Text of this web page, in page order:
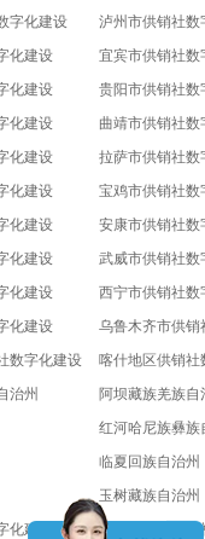
字化建设
泸州市供销社数
化建设
宜宾市供销社数
化建设
贵阳市供销社数
化建设
曲靖市供销社数
化建设
拉萨市供销社数
化建设
宝鸡市供销社数
化建设
安康市供销社数
化建设
武威市供销社数
化建设
西宁市供销社数
化建设
乌鲁木齐市供销
数字化建设
喀什地区供销社
治州
阿坝藏族羌族自
红河哈尼族彝族
临夏回族自治州
玉树藏族自治州
化建设 锡林郭勒盟供销